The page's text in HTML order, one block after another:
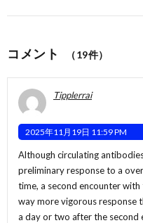
コメント （19件）
Tipplerrai
2025年11月19日 11:59 PM
Although circulating
preliminary response to a
time, a second encounter
way more vigorous response
a day or two after the second